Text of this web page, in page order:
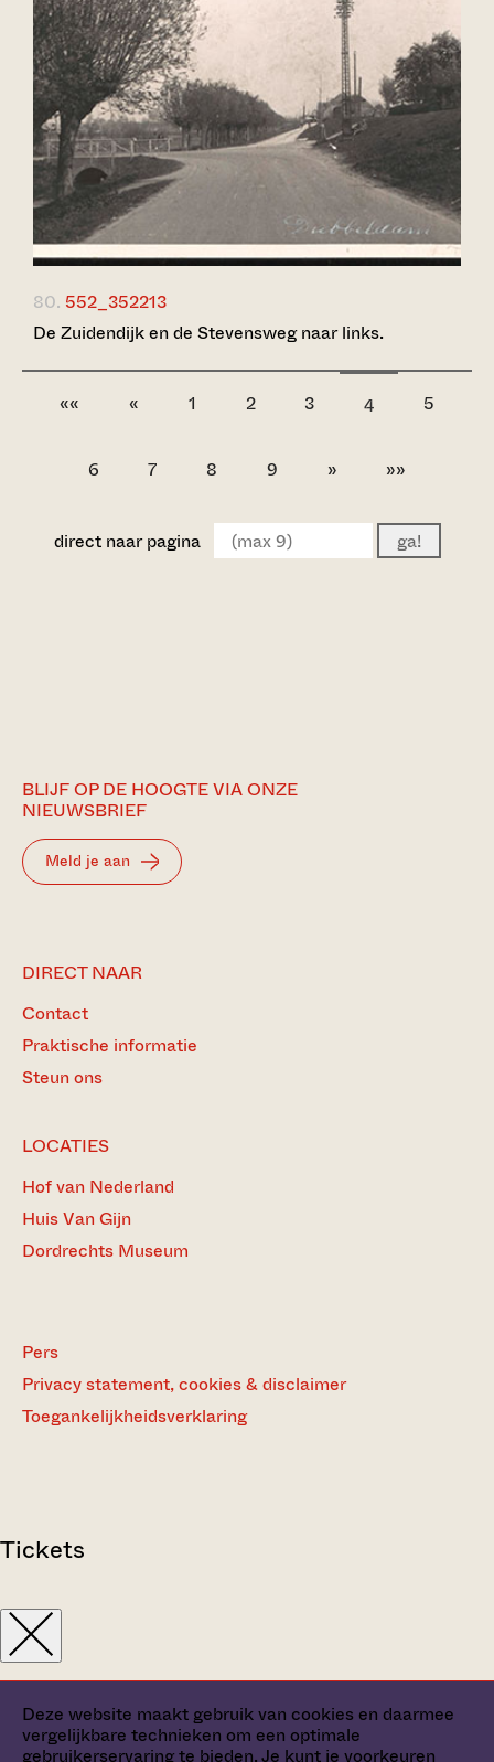
Deze website maakt gebruik van cookies en daarmee
vergelijkbare technieken om een optimale
gebruikerservaring te bieden. Je kunt je voorkeuren
80. 552_352213
De Zuidendijk en de Stevensweg naar links.
«« « 1 2 3 4 5
6 7 8 9 » »»
direct naar pagina ga!
BLIJF OP DE HOOGTE VIA ONZE
NIEUWSBRIEF
Meld je aan
DIRECT NAAR
Contact
Praktische informatie
Steun ons
LOCATIES
Hof van Nederland
Huis Van Gijn
Dordrechts Museum
Pers
Privacy statement, cookies & disclaimer
Toegankelijkheidsverklaring
Tickets